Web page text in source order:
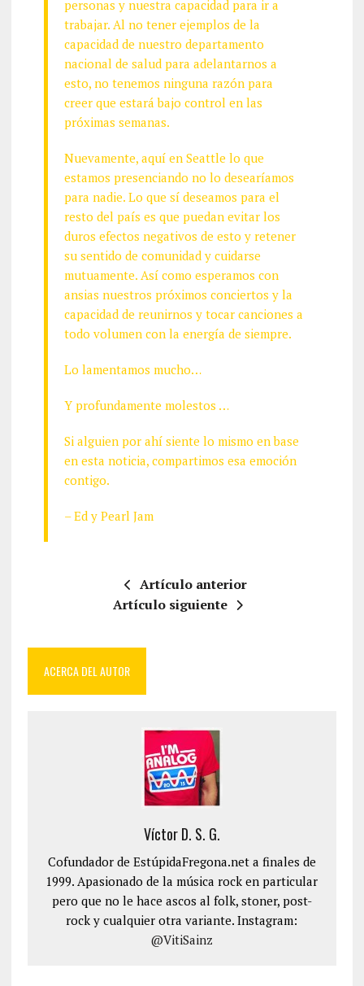
personas y nuestra capacidad para ir a
trabajar. Al no tener ejemplos de la
capacidad de nuestro departamento
nacional de salud para adelantarnos a
esto, no tenemos ninguna razón para
creer que estará bajo control en las
próximas semanas.
Nuevamente, aquí en Seattle lo que
estamos presenciando no lo desearíamos
para nadie. Lo que sí deseamos para el
resto del país es que puedan evitar los
duros efectos negativos de esto y retener
su sentido de comunidad y cuidarse
mutuamente. Así como esperamos con
ansias nuestros próximos conciertos y la
capacidad de reunirnos y tocar canciones a
todo volumen con la energía de siempre.
Lo lamentamos mucho…
Y profundamente molestos …
Si alguien por ahí siente lo mismo en base
en esta noticia, compartimos esa emoción
contigo.
– Ed y Pearl Jam
Artículo anterior
Artículo siguiente
ACERCA DEL AUTOR
Víctor D. S. G.
Cofundador de EstúpidaFregona.net a finales de
1999. Apasionado de la música rock en particular
pero que no le hace ascos al folk, stoner, post-
rock y cualquier otra variante. Instagram:
@VitiSainz